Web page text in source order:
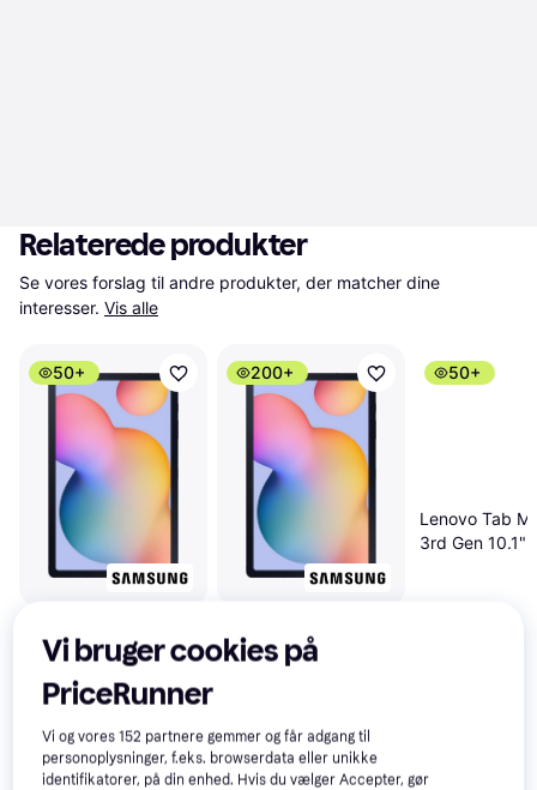
Relaterede produkter
Se vores forslag til andre produkter, der matcher dine
interesser. Vis alle
50+
Samsung Galaxy
Tab S6 Lite 10.4
2020 LTE SM-
P615 64GB
3.499 kr.
200+
Samsung Galaxy
Tab S6 Lite 10.4
50+
Lenovo Tab
3rd Gen 10.1"
Anmeldelser
Vi bruger cookies på
PriceRunner
Vi og vores152 partnere gemmer og får adgang til
personoplysninger, f.eks. browserdata eller unikke
identifikatorer, på din enhed. Hvis du vælger Accepter, gør